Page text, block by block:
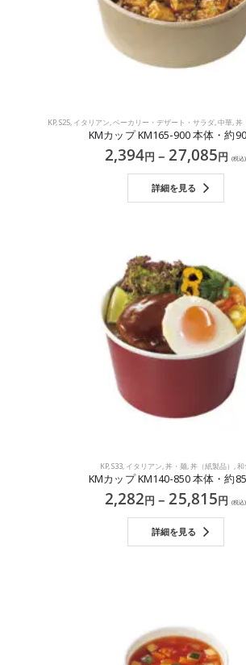
KP,S25, イタリアン,ベーカリー・デザート・サラダ,中華,丼
KMカップ KM165-900 本体・約
2,394円 –27,085円 (税込)
詳細を見る
KP,S33, イタリアン,丼・麺,丼（紙製品） ,和
KMカップ KM140-850 本体・約
2,282円 –25,815円 (税込)
詳細を見る